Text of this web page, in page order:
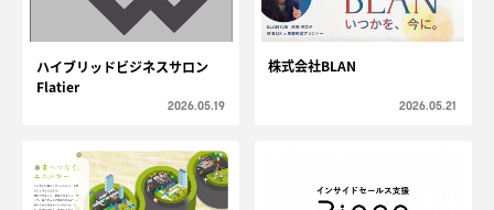
ハイブリッドビジネスサロン
Flatier
2026.05.19
株式会社BLAN
2026.05.21